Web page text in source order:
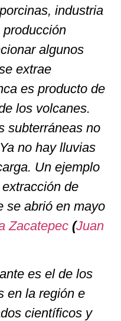
industria
algunos
extrae
es producto de
los volcanes.
subterráneas no
no hay lluvias
Un ejemplo
de
se abrió en mayo
Zacatepec (Juan
es el de los
en la región e
científicos y